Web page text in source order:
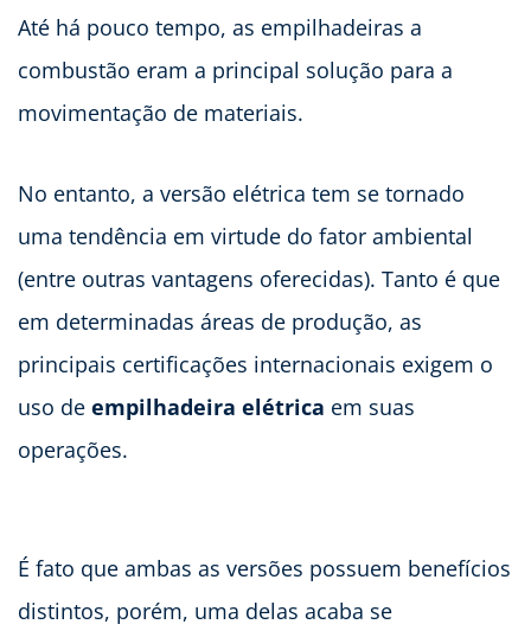
Até há pouco tempo, as empilhadeiras a
combustão eram a principal solução para a
movimentação de materiais.
No entanto, a versão elétrica tem se tornado
uma tendência em virtude do fator ambiental
(entre outras vantagens oferecidas). Tanto é que
em determinadas áreas de produção, as
principais certificações internacionais exigem o
uso de empilhadeira elétrica em suas
operações.
É fato que ambas as versões possuem benefícios
distintos, porém, uma delas acaba se